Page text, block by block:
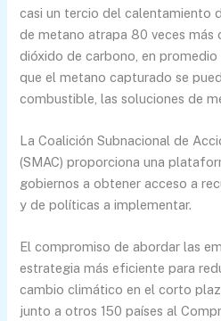
casi un tercio del calentamiento
de metano atrapa 80 veces más
dióxido de carbono, en
que el metano capturado se
combustible, las soluciones de
La Coalición Subnacional de
(SMAC) proporciona una
gobiernos a obtener acceso a
y de políticas a implementar.
El compromiso de abordar las
estrategia más eficiente para
cambio climático en el corto
junto a otros 150 países al